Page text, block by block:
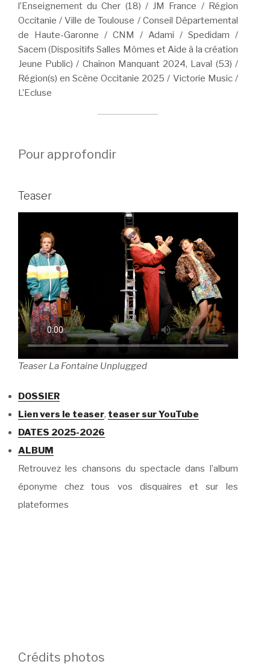
l’Enseignement du Cher (18) / JM France / Région
Occitanie / Ville de Toulouse / Conseil Départemental
de Haute-Garonne / CNM / Adami / Spedidam /
Sacem (Dispositifs Salles Mômes et Aide à la création
Jeune Public) / Chaînon Manquant 2024, Laval (53) /
Région(s) en Scène Occitanie 2025 / Victorie Music /
L’Ecluse
Pour approfondir
Teaser
Teaser La Fontaine Unplugged
DOSSIER
Lien vers le teaser, teaser sur YouTube
DATES 2025-2026
ALBUM
Retrouvez les chansons du spectacle dans l’album
éponyme chez tous vos disquaires et sur les
plateformes
Crédits photos